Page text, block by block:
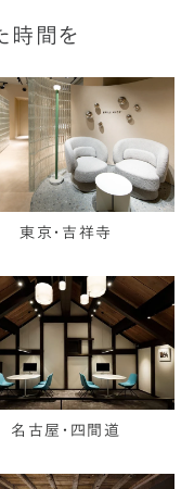
時間を
東京・吉祥寺
名古屋・四間道